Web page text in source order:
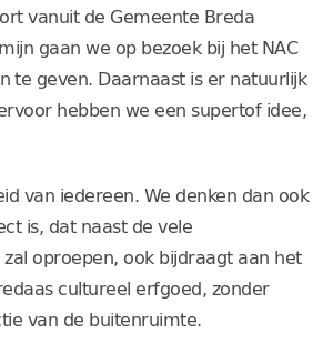
vanuit de Gemeente Breda
gaan we op bezoek bij het NAC
te geven. Daarnaast is er natuurlijk
hebben we een supertof idee,
van iedereen. We denken dan ook
is, dat naast de vele
oproepen, ook bijdraagt aan het
cultureel erfgoed, zonder
van de buitenruimte.